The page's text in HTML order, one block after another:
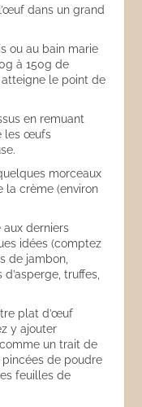
dans un grand
ou au bain marie
à 150g de
le point de
en remuant
les œufs
morceaux
la crème (environ
aux derniers
idées (comptez
de jambon,
truffes,
plat d’œuf
y ajouter
un trait de
de poudre
feuilles de